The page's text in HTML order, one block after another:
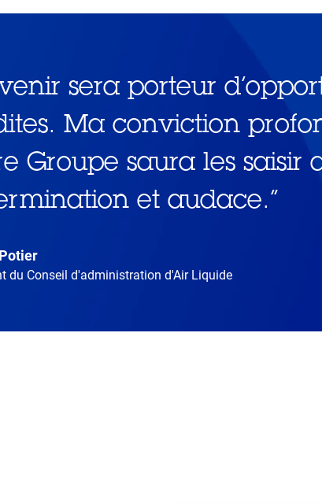
sera porteur
Ma conviction
Groupe saura les saisir
et audace.”
du Conseil d'administration d'Air Liquide